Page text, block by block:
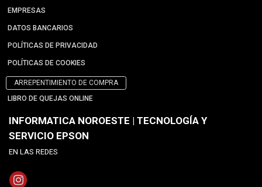
EMPRESAS
DATOS BANCARIOS
POLÍTICAS DE PRIVACIDAD
POLÍTICAS DE COOKIES
ARREPENTIMIENTO DE COMPRA
LIBRO DE QUEJAS ONLINE
INFORMATICA NOROESTE | TECNOLOGÍA Y
SERVICIO EPSON
EN LAS REDES